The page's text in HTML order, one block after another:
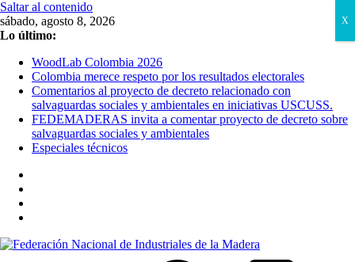
Saltar al contenido
sábado, agosto 8, 2026
Lo último:
WoodLab Colombia 2026
Colombia merece respeto por los resultados electorales
Comentarios al proyecto de decreto relacionado con
salvaguardas sociales y ambientales en iniciativas USCUSS.
FEDEMADERAS invita a comentar proyecto de decreto sobre
salvaguardas sociales y ambientales
Especiales técnicos
X